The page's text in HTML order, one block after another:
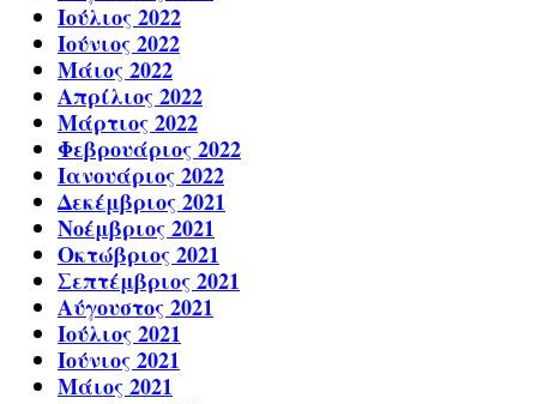
Ιούλιος 2022
Ιούνιος 2022
Μάιος 2022
Απρίλιος 2022
Μάρτιος 2022
Φεβρουάριος 2022
Ιανουάριος 2022
Δεκέμβριος 2021
Νοέμβριος 2021
Οκτώβριος 2021
Σεπτέμβριος 2021
Αύγουστος 2021
Ιούλιος 2021
Ιούνιος 2021
Μάιος 2021